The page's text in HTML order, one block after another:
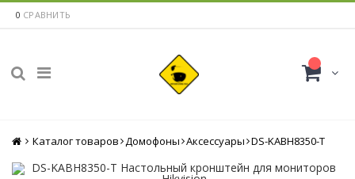
0 СРАВНИТЬ
Главная
Каталог товаров Домофоны Аксессуары DS-KABH8350-T